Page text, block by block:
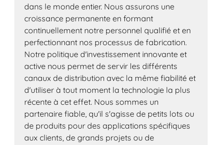
dans le monde entier. Nous assurons une
croissance permanente en formant
continuellement notre personnel qualifié et en
perfectionnant nos processus de fabrication.
Notre politique d'investissement innovante et
active nous permet de servir les différents
canaux de distribution avec la même fiabilité et
d'utiliser à tout moment la technologie la plus
récente à cet effet. Nous sommes un
partenaire fiable, qu'il s'agisse de petits lots ou
de produits pour des applications spécifiques
aux clients, de grands projets ou de